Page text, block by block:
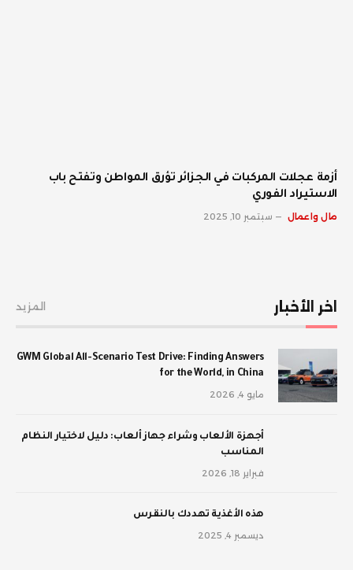
أزمة عجلات المركبات في الجزائر تؤرق المواطن وتفتح باب
الاستيراد الفوري
مال واعمال سبتمبر 10, 2025
اخر الأخبار المزيد
GWM Global All-Scenario Test Drive: Finding Answers
for the World, in China
مايو 4, 2026
أجهزة الألعاب وشراء جهاز ألعاب: دليل لاختيار النظام
المناسب
فبراير 18, 2026
‫هذه الأغذية تهددك بالنقرس
ديسمبر 4, 2025